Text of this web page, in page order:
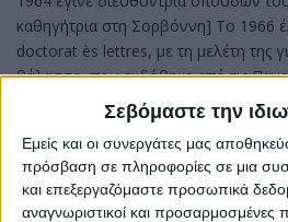
Σεβόμαστε την
Εμείς και οι συνεργάτες μας
πρόσβαση σε πληροφορίες σε μια
και επεξεργαζόμαστε προσωπικά
αναγνωριστικοί και προσαρμοσμένες
καθηγήτρια στη Σορβόννη] Το 1966
doctorat ès lettres, με τη μελέτη της
θάλασσα, που εκδόθηκε από τις
Γαλλίας (Byzance et la mer, Παρίσι:
France). Διετέλεσε Διευθύντρια του
Πολιτισμού του Βυζαντίου και της
έγινε Αντιπρύτανις (1970-1973) και
Πανεπιστήμιο της Σορβόννης (Paris I).